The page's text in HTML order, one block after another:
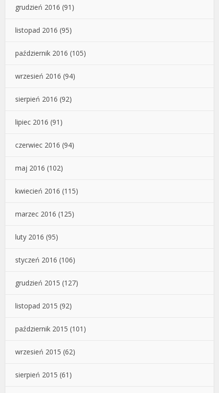
grudzień 2016 (91)
listopad 2016 (95)
październik 2016 (105)
wrzesień 2016 (94)
sierpień 2016 (92)
lipiec 2016 (91)
czerwiec 2016 (94)
maj 2016 (102)
kwiecień 2016 (115)
marzec 2016 (125)
luty 2016 (95)
styczeń 2016 (106)
grudzień 2015 (127)
listopad 2015 (92)
październik 2015 (101)
wrzesień 2015 (62)
sierpień 2015 (61)